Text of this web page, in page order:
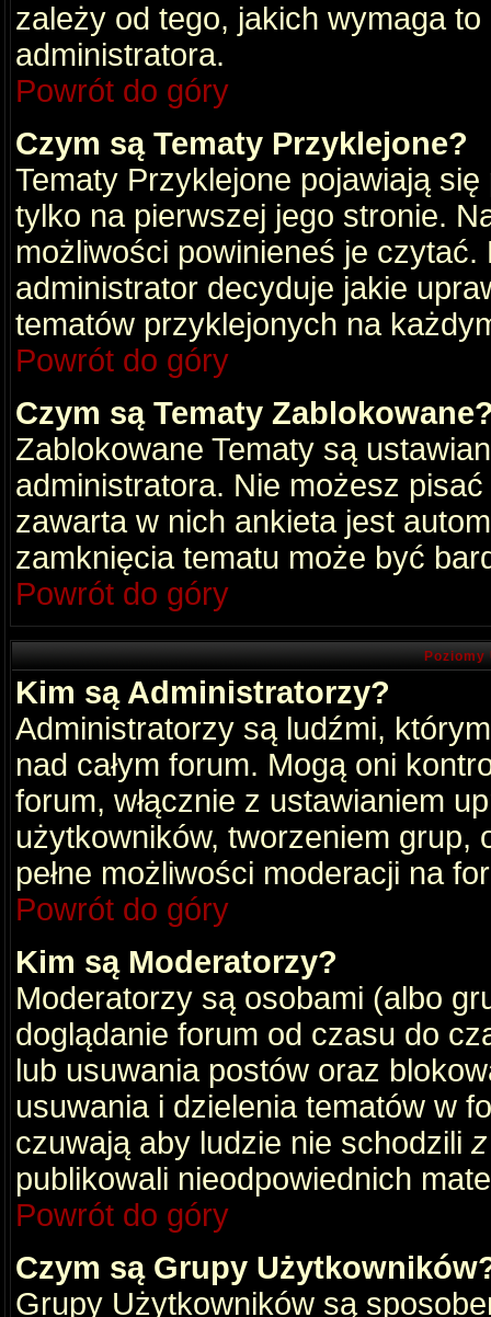
zależy od tego, jakich wymaga
administratora.
Powrót do góry
Czym są Tematy Przyklejone?
Tematy Przyklejone pojawiają
tylko na pierwszej jego stronie.
możliwości powinieneś je czytać.
administrator decyduje jakie
tematów przyklejonych na
Powrót do góry
Czym są Tematy
Zablokowane Tematy są
administratora. Nie możesz
zawarta w nich ankieta jest
zamknięcia tematu może być
Powrót do góry
Kim są Administratorzy?
Administratorzy są ludźmi,
nad całym forum. Mogą oni
forum, włącznie z ustawianiem
użytkowników, tworzeniem grup,
pełne możliwości moderacji na
Powrót do góry
Kim są Moderatorzy?
Moderatorzy są osobami (albo
doglądanie forum od czasu do
lub usuwania postów oraz
usuwania i dzielenia tematów w
czuwają aby ludzie nie schodzili
publikowali nieodpowiednich
Powrót do góry
Czym są Grupy
Grupy Użytkowników są